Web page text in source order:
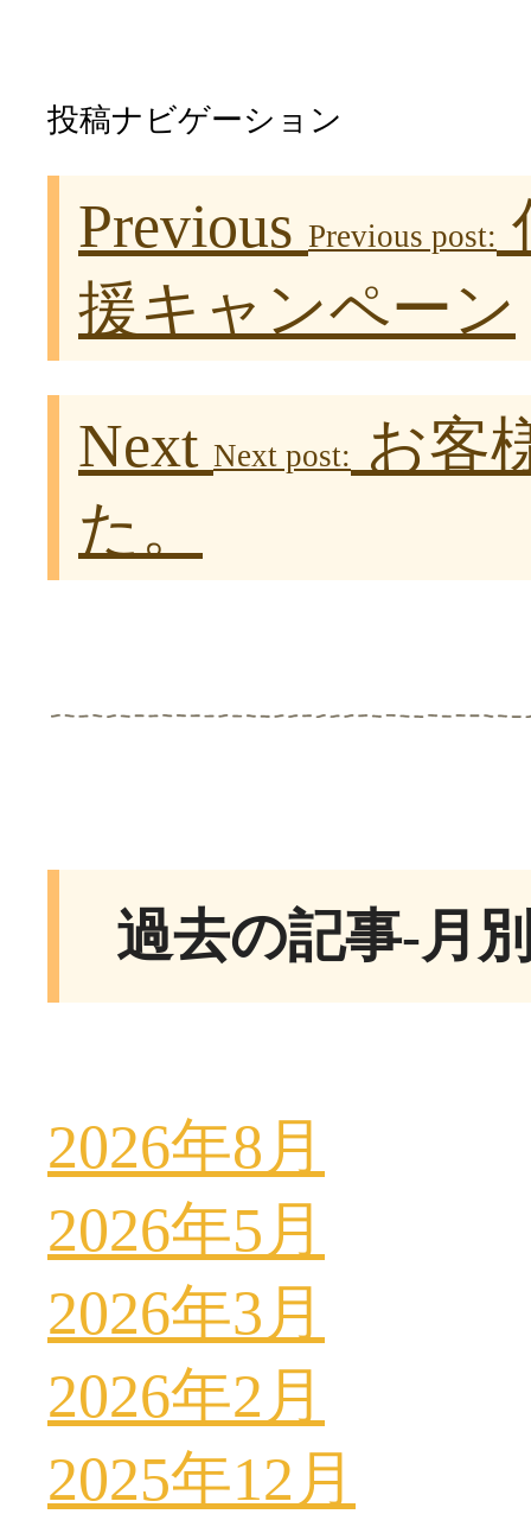
投稿ナビゲーション
Previous Previous post:
援キャンペーン
Next Next post:
お客
た。
過去の記事-月
2026年8月
2026年5月
2026年3月
2026年2月
2025年12月